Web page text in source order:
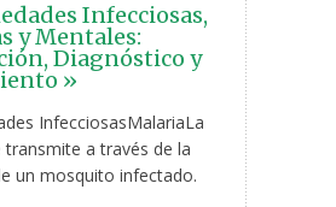
Infecciosas,
y Mentales:
Diagnóstico y
»
InfecciosasMalariaLa
transmite a través de la
un mosquito infectado.